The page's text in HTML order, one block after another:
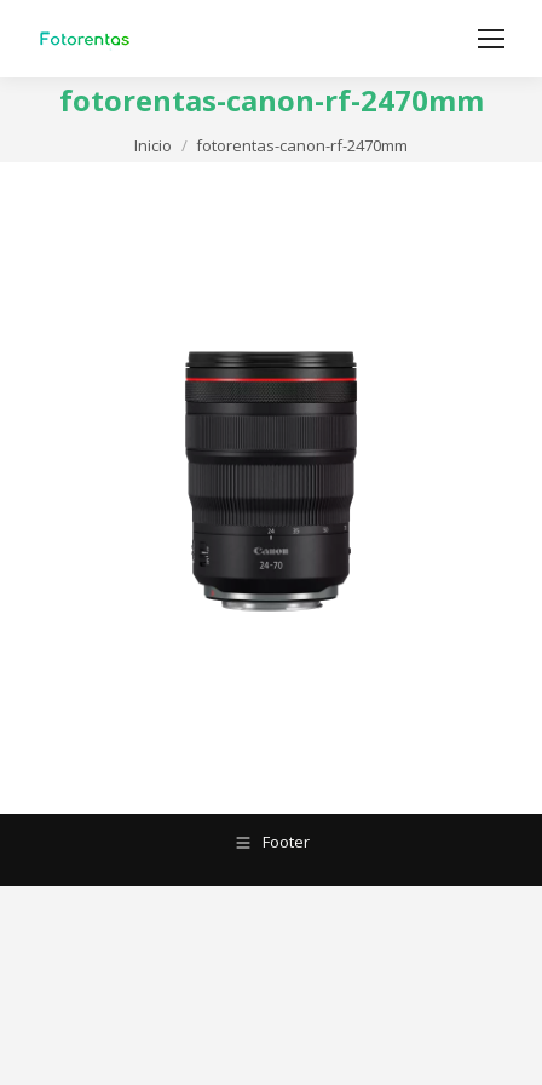
fotorentas-canon-rf-2470mm
Estás aquí:
Inicio fotorentas-canon-rf-2470mm
Footer